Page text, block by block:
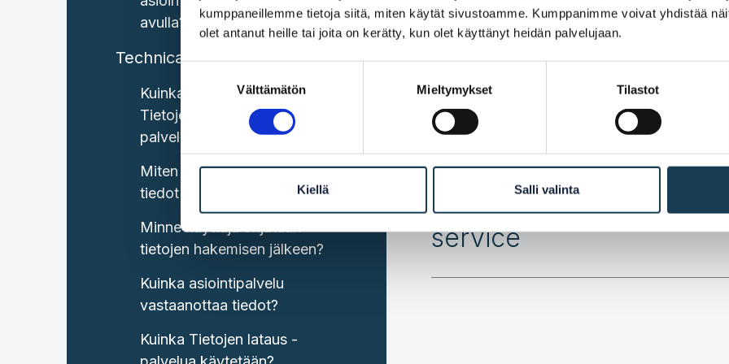
kumppaneillemme tietoja siitä, miten käytät sivustoamme. Kumppanimme voivat yhdistää
olet antanut heille tai joita on kerätty, kun olet käyttänyt heidän palvelujaan.
valinta
Välttämätön Mieltymykset Tilastot
Kiellä Salli valinta
avulla?
Technical capabilities
Kuinka tiedot haetaan
Tietojen haku Suomi -
palvelun avulla?
Miten käyttäjä ja saapuneet
tiedot yhdistetään toisiinsa?
Minne käyttäjä ohjataan
tietojen hakemisen jälkeen?
Kuinka asiointipalvelu
vastaanottaa tiedot?
Kuinka Tietojen lataus -
Propose a timetable for
production
Direct the user to the
service